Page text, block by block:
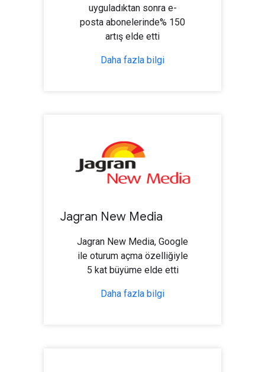
uyguladıktan sonra e-
posta abonelerinde% 150
artış elde etti
Daha fazla bilgi
Jagran New Media
Jagran New Media, Google
ile oturum açma özelliğiyle
5 kat büyüme elde etti
Daha fazla bilgi